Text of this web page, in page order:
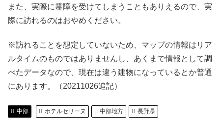
また、実際に霊障を受けてしまうこともありえるので、実
際に訪れるのはおやめください。
※訪れることを想定していないため、マップの情報はリア
ルタイムのものではありませんし、あくまで情報として調
べたデータなので、現在は違う建物になっているとか普通
にあります。（20211026追記）
中部 ホテルセリーヌ 中部地方 長野県